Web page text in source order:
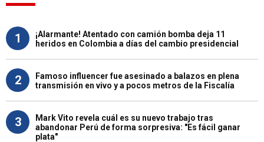
1
¡Alarmante! Atentado con camión bomba deja 11
heridos en Colombia a días del cambio presidencial
2
Famoso influencer fue asesinado a balazos en plena
transmisión en vivo y a pocos metros de la Fiscalía
3
Mark Vito revela cuál es su nuevo trabajo tras
abandonar Perú de forma sorpresiva: "Es fácil ganar
plata"